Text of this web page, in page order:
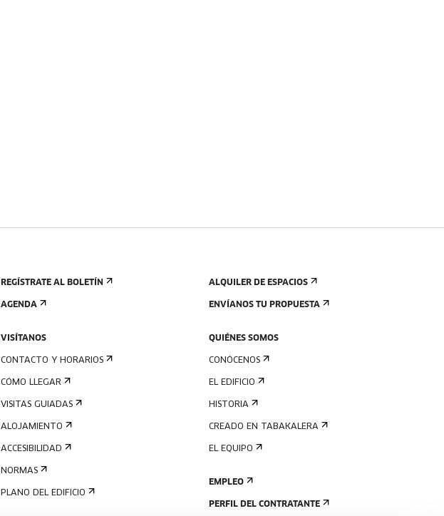
REGÍSTRATE AL BOLETÍN
AGENDA
VISÍTANOS
CONTACTO Y HORARIOS
CÓMO LLEGAR
VISITAS GUIADAS
ALOJAMIENTO
ACCESIBILIDAD
NORMAS
PLANO DEL EDIFICIO
ALQUILER DE ESPACIOS
ENVÍANOS TU PROPUESTA
QUIÉNES SOMOS
CONÓCENOS
EL EDIFICIO
HISTORIA
CREADO EN TABAKALERA
EL EQUIPO
EMPLEO
PERFIL DEL CONTRATANTE